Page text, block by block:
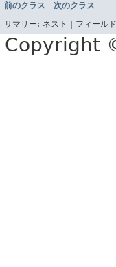
前のクラス 次のクラス
サマリー: ネスト | フィール
Copyright ©